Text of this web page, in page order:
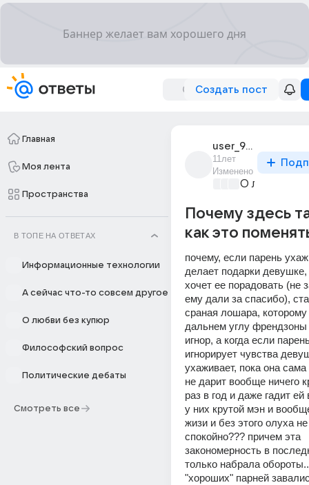
Создать пост
Главная
Моя лента
Пространства
В ТОПЕ НА ОТВЕТАХ
Информационные технологии
А сейчас что-то совсем другое
О любви без купюр
Философский вопрос
Политические дебаты
Смотреть все
user_97483612
11лет
Изменено
О любви без
Почему здесь
как это
почему, если парень
делает подарки девушке,
хочет ее порадовать (не
ему дали за спасибо),
сраная лошара,
дальнем углу
игнор, а когда если
игнорирует чувства
ухаживает, пока она
не дарит вообще ничего
раз в год и даже гадит ей
у них крутой мэн и
жизи и без этого олуха
спокойно??? причем эта
закономерность в
только набрала
"хороших" парней